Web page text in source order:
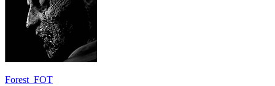
Forest_FOT